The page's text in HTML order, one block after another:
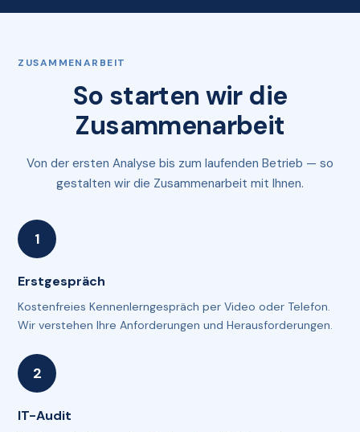
ZUSAMMENARBEIT
So starten wir die
Zusammenarbeit
Von der ersten Analyse bis zum laufenden Betrieb — so
gestalten wir die Zusammenarbeit mit Ihnen.
Erstgespräch
Kostenfreies Kennenlerngespräch per Video oder Telefon.
Wir verstehen Ihre Anforderungen und Herausforderungen.
IT-Audit